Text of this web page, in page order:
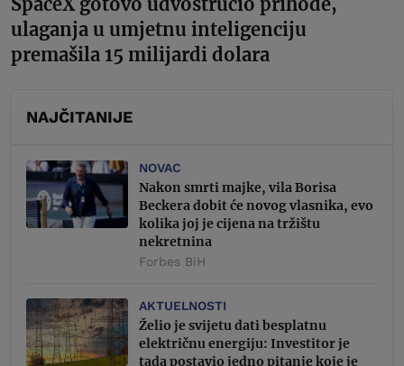
ulaganja u umjetnu inteligenciju
premašila 15 milijardi dolara
NAJČITANIJE
NOVAC
Nakon smrti majke, vila Borisa
Beckera dobit će novog vlasnika, evo
kolika joj je cijena na tržištu
nekretnina
Forbes BiH
AKTUELNOSTI
Želio je svijetu dati besplatnu
električnu energiju: Investitor je
tada postavio jedno pitanje koje je